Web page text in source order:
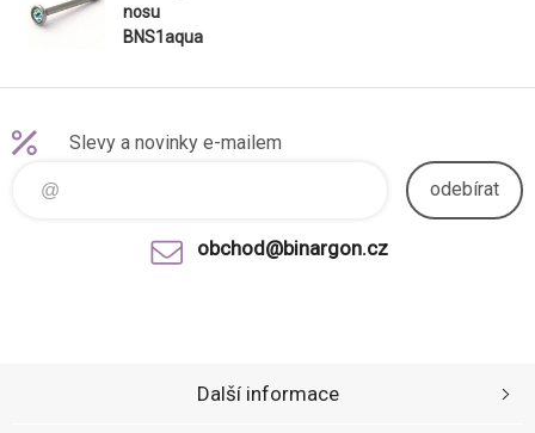
nosu
BNS1aqua
Slevy a novinky e-mailem
odebírat
obchod@binargon.cz
Další informace